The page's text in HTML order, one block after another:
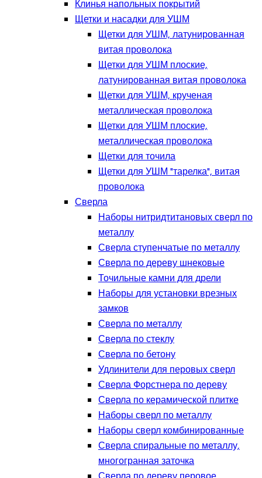
Клинья напольных покрытий
Щетки и насадки для УШМ
Щетки для УШМ, латунированная
витая проволока
Щетки для УШМ плоские,
латунированная витая проволока
Щетки для УШМ, крученая
металлическая проволока
Щетки для УШМ плоские,
металлическая проволока
Щетки для точила
Щетки для УШМ "тарелка", витая
проволока
Сверла
Наборы нитридтитановых сверл по
металлу
Сверла ступенчатые по металлу
Сверла по дереву шнековые
Точильные камни для дрели
Наборы для установки врезных
замков
Сверла по металлу
Сверла по стеклу
Сверла по бетону
Удлинители для перовых сверл
Сверла Форстнера по дереву
Сверла по керамической плитке
Наборы сверл по металлу
Наборы сверл комбинированные
Сверла спиральные по металлу,
многогранная заточка